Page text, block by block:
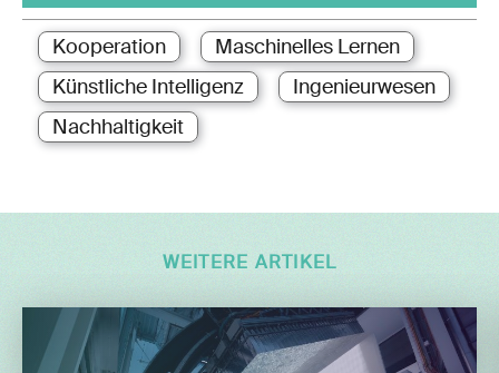
Kooperation
Maschinelles Lernen
Künstliche Intelligenz
Ingenieurwesen
Nachhaltigkeit
WEITERE ARTIKEL